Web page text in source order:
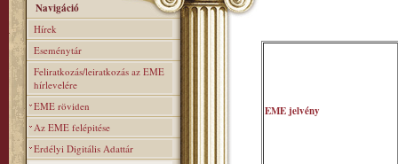
Navigáció
Hírek
Eseménytár
Feliratkozás/leiratkozás az EME
hírlevelére
EME röviden
Az EME felépitése
Erdélyi Digitális Adattár
EME jelvény